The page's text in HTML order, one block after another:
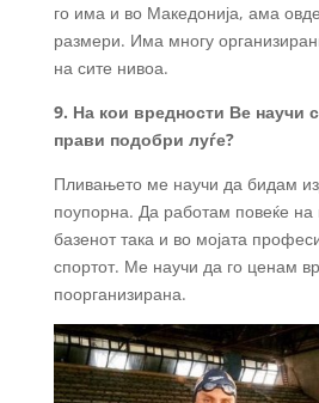
го има и во Македонија, ама
размери. Има многу
на сите нивоа.
9. На кои вредности Ве научи
прави подобри луѓе?
Пливањето ме научи да бидам
поупорна. Да работам повеќе на
базенот така и во мојата
спортот. Ме научи да го ценам
поорганизирана.